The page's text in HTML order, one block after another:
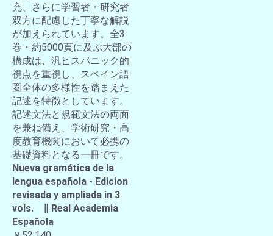
充、さらに学習者・研究者
双方に配慮した丁寧な解説
が加えられています。全3
巻・約5000頁に及ぶ大部の
構成は、汎ヒスパニック的
視点を重視し、スペイン語
圏全体の多様性を踏まえた
記述を特徴としています。
記述文法と規範文法の両面
を兼ね備え、学術研究・高
度教育機関において必携の
基礎資料となる一冊です。
Nueva gramática de la
lengua española - Edicion
revisada y ampliada in 3
vols. ∥ Real Academia
Española